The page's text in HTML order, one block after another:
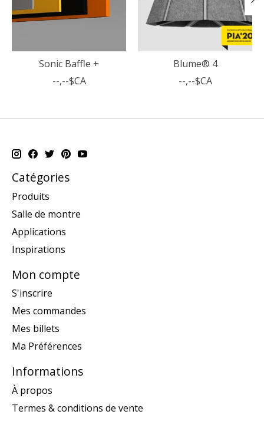
Sonic Baffle +
--,--$CA
Blume® 4
--,--$CA
Catégories
Produits
Salle de montre
Applications
Inspirations
Mon compte
S'inscrire
Mes commandes
Mes billets
Ma Préférences
Informations
À propos
Termes & conditions de vente